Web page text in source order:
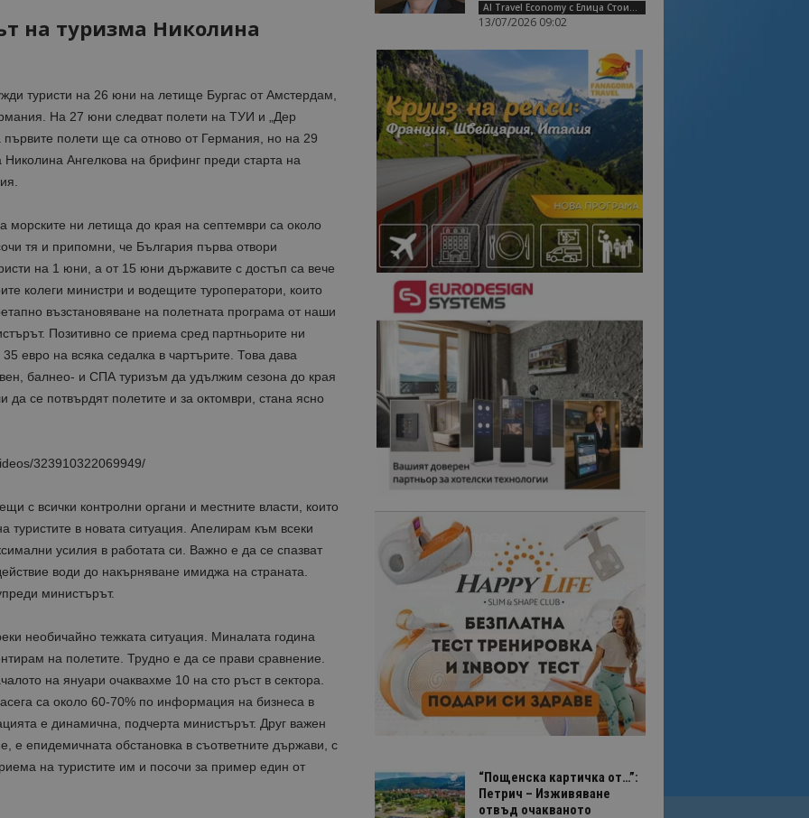
на туризма Николина
туристи на 26 юни на летище Бургас от Амстердам,
На 27 юни следват полети на ТУИ и „Дер
полети ще са отново от Германия, но на 29
Ангелкова на брифинг преди старта на
морските ни летища до края на септември са около
тя и припомни, че България първа отвори
на 1 юни, а от 15 юни държавите с достъп са вече
колеги министри и водещите туроператори, които
възстановяване на полетната програма от наши
Позитивно се приема сред партньорите ни
евро на всяка седалка в чартърите. Това дава
балнео- и СПА туризъм да удължим сезона до края
се потвърдят полетите и за октомври, стана ясно
323910322069949/
с всички контролни органи и местните власти, които
туристите в новата ситуация. Апелирам към всеки
усилия в работата си. Важно е да се спазват
води до накърняване имиджа на страната.
министърът.
необичайно тежката ситуация. Миналата година
на полетите. Трудно е да се прави сравнение.
на януари очаквахме 10 на сто ръст в сектора.
са около 60-70% по информация на бизнеса в
е динамична, подчерта министърът. Друг важен
е епидемичната обстановка в съответните държави, с
на туристите им и посочи за пример един от
AI Travel Economy с Елица Стоилова
13/07/2026 09:02
“Пощенска картичка от…”:
Петрич – Изживяване
отвъд очакваното